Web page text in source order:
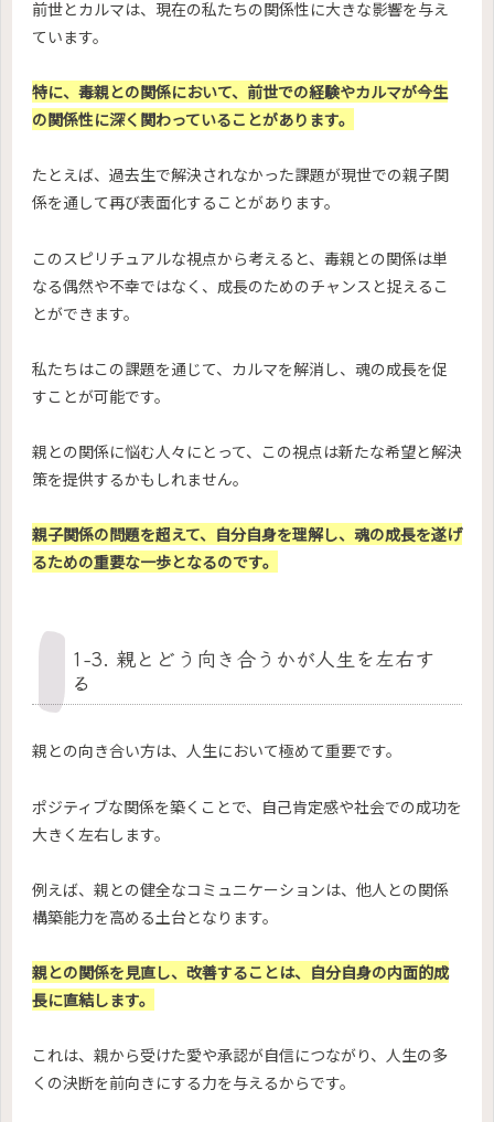
前世とカルマは、現在の私たちの関係性に大きな影響を与え
ています。
特に、毒親との関係において、前世での経験やカルマが今生
の関係性に深く関わっていることがあります。
たとえば、過去生で解決されなかった課題が現世での親子関
係を通して再び表面化することがあります。
このスピリチュアルな視点から考えると、毒親との関係は単
なる偶然や不幸ではなく、成長のためのチャンスと捉えるこ
とができます。
私たちはこの課題を通じて、カルマを解消し、魂の成長を促
すことが可能です。
親との関係に悩む人々にとって、この視点は新たな希望と解決
策を提供するかもしれません。
親子関係の問題を超えて、自分自身を理解し、魂の成長を遂げ
るための重要な一歩となるのです。
1-3. 親とどう向き合うかが人生を左右す
る
親との向き合い方は、人生において極めて重要です。
ポジティブな関係を築くことで、自己肯定感や社会での成功を
大きく左右します。
例えば、親との健全なコミュニケーションは、他人との関係
構築能力を高める土台となります。
親との関係を見直し、改善することは、自分自身の内面的成
長に直結します。
これは、親から受けた愛や承認が自信につながり、人生の多
くの決断を前向きにする力を与えるからです。